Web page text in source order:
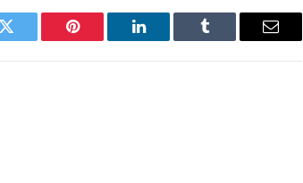
Twitter Pinterest LinkedIn Tumblr Email